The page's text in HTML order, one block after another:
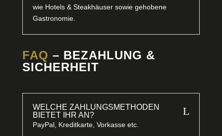
wie Hotels & Steakhäuser sowie gehobene
Gastronomie.
FAQ – BEZAHLUNG &
SICHERHEIT
WELCHE ZAHLUNGSMETHODEN
BIETET IHR AN?
L
PayPal, Kreditkarte, Vorkasse etc.